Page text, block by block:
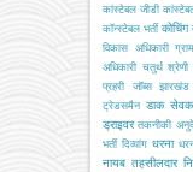
कांस्टेबल जीडी
कॉन्स्टेबल भर्ती कोचिंग
विकास अधिकारी
अधिकारी चतुर्थ श्रेणी
प्रहरी
जॉब्स झारखंड
ट्रेडसमैन डाक सेवक
ड्राइवर तकनीकी
भर्ती दिव्यांग धरना
नायब तहसीलदार